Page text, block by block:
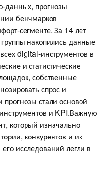
данных, прогнозы
бенчмарков
сегменте. За 14 лет
группы накопились данные
digital-инструментов в
и статистические
собственные
спрос и
прогнозы стали основой
и KPI.Важную
который изначально
конкурентов и их
исследований легли в